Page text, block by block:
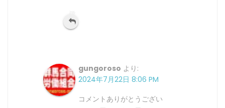
gungoroso より:
2024年7月22日 8:06 PM
コメントありがとうござい